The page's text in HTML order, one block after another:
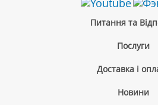
Питання та
Послуги
Доставка і
Новини